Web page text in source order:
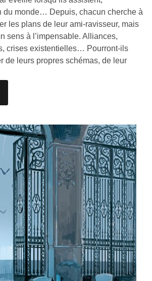
du monde… Depuis, chacun cherche à
les plans de leur ami-ravisseur, mais
sens à l’impensable. Alliances,
crises existentielles… Pourront-ils
de leurs propres schémas, de leur